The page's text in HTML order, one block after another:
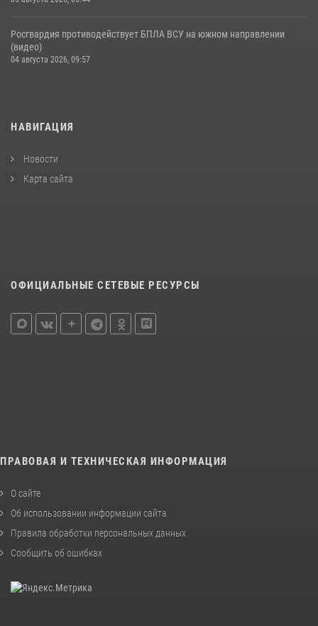
Росгвардия противодействует БПЛА ВСУ на южном направлении
(видео)
04 августа 2026, 09:57
НАВИГАЦИЯ
Новости
Карта сайта
ОФИЦИАЛЬНЫЕ СЕТЕВЫЕ РЕСУРСЫ
ПРАВОВАЯ И ТЕХНИЧЕСКАЯ ИНФОРМАЦИЯ
О сайте
Об использовании информации сайта
Правила обработки персональных данных
Сообщить об ошибках